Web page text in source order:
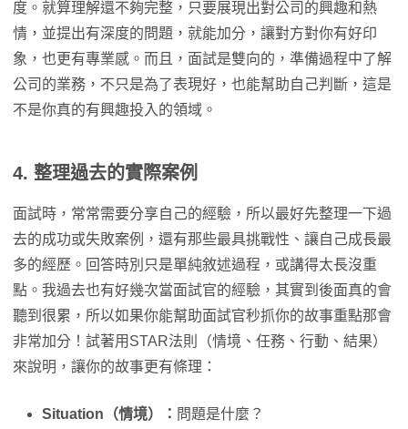
度。就算理解還不夠完整，只要展現出對公司的興趣和熱
情，並提出有深度的問題，就能加分，讓對方對你有好印
象，也更有專業感。而且，面試是雙向的，準備過程中了解
公司的業務，不只是為了表現好，也能幫助自己判斷，這是
不是你真的有興趣投入的領域。
4. 整理過去的實際案例
面試時，常常需要分享自己的經驗，所以最好先整理一下過
去的成功或失敗案例，還有那些最具挑戰性、讓自己成長最
多的經歷。回答時別只是單純敘述過程，或講得太長沒重
點。我過去也有好幾次當面試官的經驗，其實到後面真的會
聽到很累，所以如果你能幫助面試官秒抓你的故事重點那會
非常加分！試著用STAR法則（情境、任務、行動、結果）
來說明，讓你的故事更有條理：
Situation（情境）： 問題是什麼？